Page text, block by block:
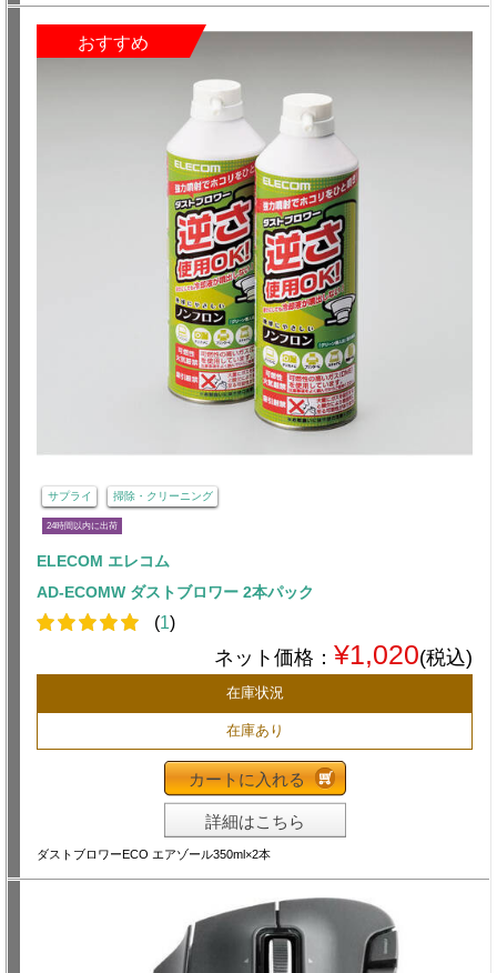
おすすめ
サプライ 掃除・クリーニング
24時間以内に出荷
ELECOM エレコム
AD-ECOMW ダストブロワー 2本パック
(1)
ネット価格： ¥1,020(税込)
在庫状況
在庫あり
カートに入れる
詳細はこちら
ダストブロワーECO エアゾール350ml×2本